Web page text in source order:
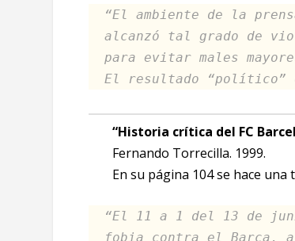
“El ambiente de la
alcanzó tal grado de
para evitar males
El resultado “político”
“Historia crítica del FC
Fernando Torrecilla. 1999.
En su página 104 se hace
“El 11 a 1 del 13 de
fobia contra el Barça,